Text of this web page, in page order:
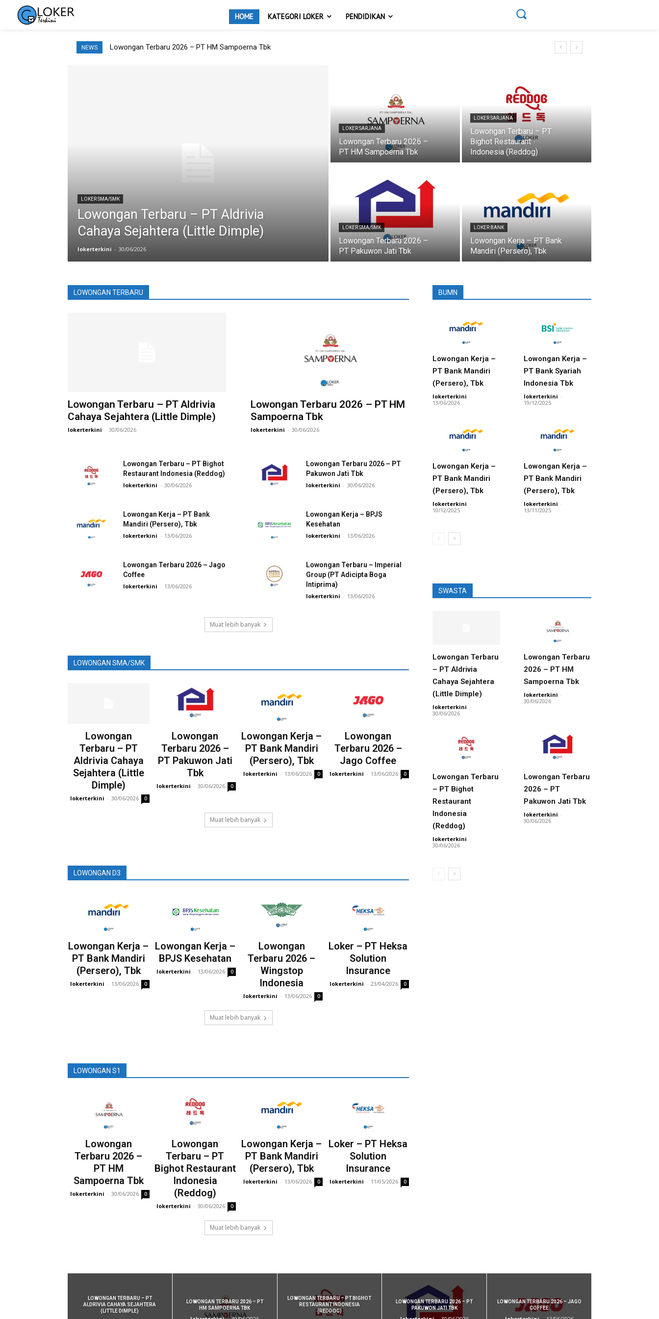
HOME KATEGORI LOKER PENDIDIKAN
NEWS Lowongan Terbaru 2026 – PT HM Sampoerna Tbk
LOKER SMA/SMK
Lowongan Terbaru – PT Aldrivia
Cahaya Sejahtera (Little Dimple)
lokerterkini - 30/06/2026
LOKER SARJANA
Lowongan Terbaru 2026 –
PT HM Sampoerna Tbk
LOKER SARJANA
Lowongan Terbaru – PT
Bighot Restaurant
Indonesia (Reddog)
LOKER SMA/SMK
Lowongan Terbaru 2026 –
PT Pakuwon Jati Tbk
LOKER BANK
Lowongan Kerja – PT Bank
Mandiri (Persero), Tbk
LOWONGAN TERBARU
Lowongan Terbaru – PT Aldrivia
Cahaya Sejahtera (Little Dimple)
lokerterkini - 30/06/2026
Lowongan Terbaru 2026 – PT HM
Sampoerna Tbk
lokerterkini - 30/06/2026
Lowongan Terbaru – PT Bighot
Restaurant Indonesia (Reddog)
lokerterkini - 30/06/2026
Lowongan Terbaru 2026 – PT
Pakuwon Jati Tbk
lokerterkini - 30/06/2026
Lowongan Kerja – PT Bank
Mandiri (Persero), Tbk
lokerterkini - 13/06/2026
Lowongan Kerja – BPJS
Kesehatan
lokerterkini - 13/06/2026
Lowongan Terbaru 2026 – Jago
Coffee
lokerterkini - 13/06/2026
Lowongan Terbaru – Imperial
Group (PT Adicipta Boga
Intiprima)
lokerterkini - 13/06/2026
Muat lebih banyak
LOWONGAN SMA/SMK
Lowongan
Terbaru – PT
Aldrivia Cahaya
Sejahtera (Little
Dimple)
lokerterkini - 30/06/2026 0
Lowongan
Terbaru 2026 –
PT Pakuwon Jati
Tbk
lokerterkini - 30/06/2026 0
Lowongan Kerja –
PT Bank Mandiri
(Persero), Tbk
lokerterkini - 13/06/2026 0
Lowongan
Terbaru 2026 –
Jago Coffee
lokerterkini - 13/06/2026 0
Muat lebih banyak
LOWONGAN D3
Lowongan Kerja –
PT Bank Mandiri
(Persero), Tbk
lokerterkini - 13/06/2026 0
Lowongan Kerja –
BPJS Kesehatan
lokerterkini - 13/06/2026 0
Lowongan
Terbaru 2026 –
Wingstop
Indonesia
lokerterkini - 13/06/2026 0
Loker – PT Heksa
Solution
Insurance
lokerterkini - 23/04/2026 0
Muat lebih banyak
LOWONGAN S1
Lowongan
Terbaru 2026 –
PT HM
Sampoerna Tbk
lokerterkini - 30/06/2026 0
Lowongan
Terbaru – PT
Bighot Restaurant
Indonesia
(Reddog)
lokerterkini - 30/06/2026 0
Lowongan Kerja –
PT Bank Mandiri
(Persero), Tbk
lokerterkini - 13/06/2026 0
Loker – PT Heksa
Solution
Insurance
lokerterkini - 11/05/2026 0
Muat lebih banyak
BUMN
Lowongan Kerja –
PT Bank Mandiri
(Persero), Tbk
lokerterkini -
13/06/2026
Lowongan Kerja –
PT Bank Syariah
Indonesia Tbk
lokerterkini -
19/12/2025
Lowongan Kerja –
PT Bank Mandiri
(Persero), Tbk
lokerterkini -
10/12/2025
Lowongan Kerja –
PT Bank Mandiri
(Persero), Tbk
lokerterkini -
13/11/2025
SWASTA
Lowongan Terbaru
– PT Aldrivia
Cahaya Sejahtera
(Little Dimple)
lokerterkini -
30/06/2026
Lowongan Terbaru
2026 – PT HM
Sampoerna Tbk
lokerterkini -
30/06/2026
Lowongan Terbaru
– PT Bighot
Restaurant
Indonesia
(Reddog)
lokerterkini -
30/06/2026
Lowongan Terbaru
2026 – PT
Pakuwon Jati Tbk
lokerterkini -
30/06/2026
LOWONGAN TERBARU – PT
ALDRIVIA CAHAYA SEJAHTERA
(LITTLE DIMPLE)
LOWONGAN TERBARU 2026 – PT
HM SAMPOERNA TBK
LOWONGAN TERBARU – PT BIGHOT
RESTAURANT INDONESIA
(REDDOG)
LOWONGAN TERBARU 2026 – PT
PAKUWON JATI TBK
LOWONGAN TERBARU 2026 – JAGO
COFFEE